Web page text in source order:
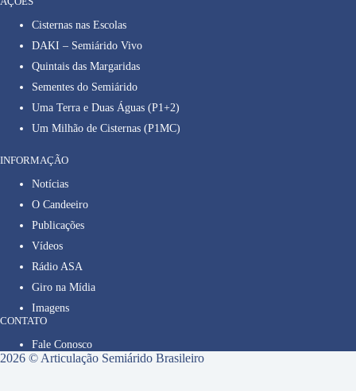
Cisternas nas Escolas
DAKI – Semiárido Vivo
Quintais das Margaridas
Sementes do Semiárido
Uma Terra e Duas Águas (P1+2)
Um Milhão de Cisternas (P1MC)
INFORMAÇÃO
Notícias
O Candeeiro
Publicações
Vídeos
Rádio ASA
Giro na Mídia
Imagens
CONTATO
Fale Conosco
2026 © Articulação Semiárido Brasileiro